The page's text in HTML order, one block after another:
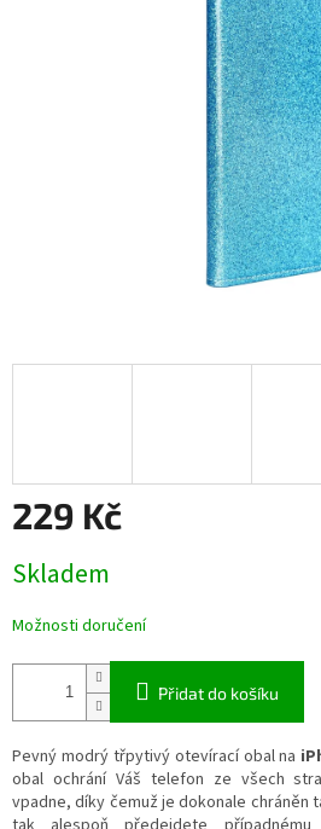
229 Kč
cena:
Skladem
Možnosti doručení
Přidat do košíku
Pevný modrý třpytivý otevírací obal na
obal ochrání Váš telefon ze všech
vpadne, díky čemuž je dokonale chráněn